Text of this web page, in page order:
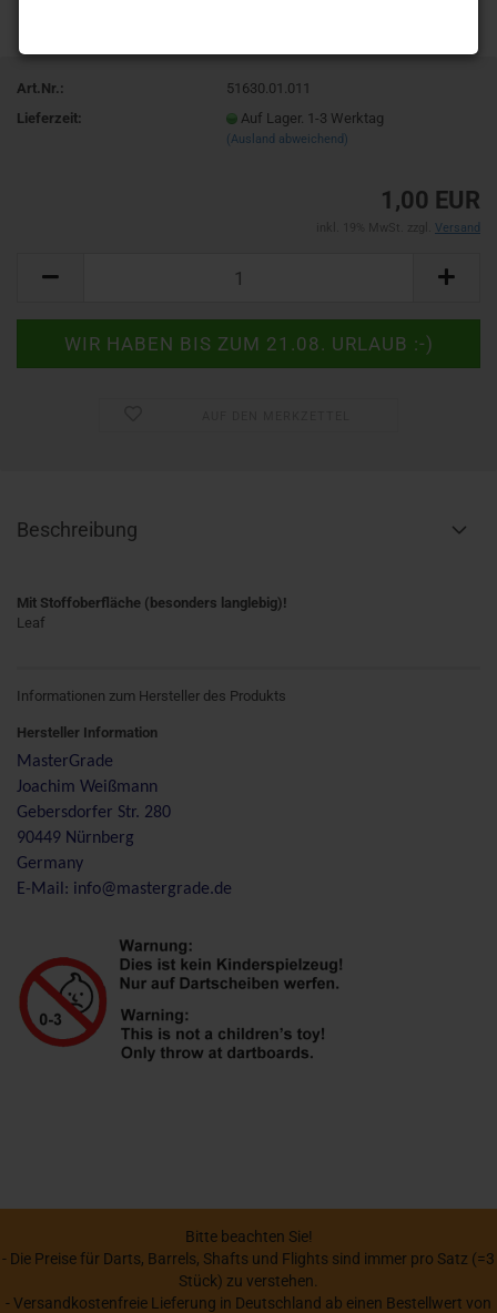
Art.Nr.:
51630.01.011
Lieferzeit:
Auf Lager. 1-3 Werktag
(Ausland abweichend)
1,00 EUR
Versand
Beschreibung
Mit Stoffoberfläche (besonders langlebig)!
Leaf
Informationen zum Hersteller des Produkts
Hersteller Information
MasterGrade
Joachim Weißmann
Gebersdorfer Str. 280
90449 Nürnberg
Germany
E-Mail: info@mastergrade.de
Bitte beachten Sie!
- Die Preise für Darts, Barrels, Shafts und Flights sind immer pro Satz (=3
Stück) zu verstehen.
- Versandkostenfreie Lieferung in Deutschland ab einen Bestellwert von